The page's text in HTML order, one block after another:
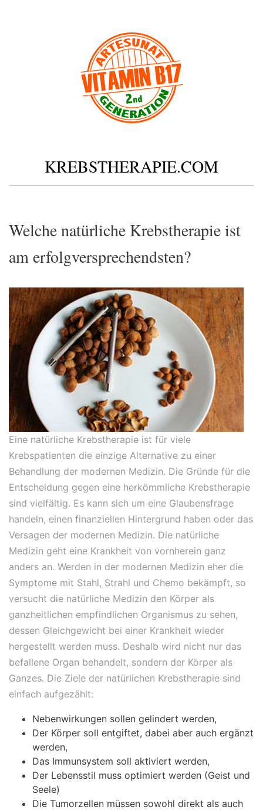
KREBSTHERAPIE.COM
Welche natürliche Krebstherapie ist
am erfolgversprechendsten?
Eine natürliche Krebstherapie ist für viele
Krebspatienten die einzige Alternative zu einer
Behandlung der modernen Medizin. Die Gründe für die
Entscheidung gegen eine herkömmliche Krebstherapie
sind vielfältig. Es kann sich um eine Glaubensfrage
handeln, einen finanziellen Hintergrund haben oder das
Versagen der modernen Medizin. Die natürliche
Medizin geht eine Krankheit von vornherein ganz
anders an. Werden in der modernen Medizin eher die
Symptome mit Stahl, Strahl und Chemo bekämpft, so
versucht die natürliche Medizin den Körper als
ganzheitlichen empfindlichen Organismus zu sehen,
dessen Gleichgewicht bei einer Krankheit wieder
hergestellt werden muss. Deshalb wird nicht nur das
befallene Organ behandelt, sondern der Körper als
Ganzes. Die Ziele der natürlichen Krebstherapie sind
einfach aufgezählt:
Nebenwirkungen sollen gelindert werden,
Der Körper soll entgiftet, dabei aber auch ergänzt
werden,
Das Immunsystem soll aktiviert werden,
Der Lebensstil muss optimiert werden (Geist und
Seele)
Die Tumorzellen müssen sowohl direkt als auch